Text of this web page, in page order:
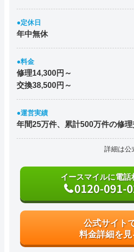
宇都宮建設株式会社
岸本工業株式会社
エイケン
松本工業 記載な
新栄商会 記載な
記載な
宝塚岸田建設株式会社
株式会社吉川組 記載な
上原建材工業株式会社 記載な
水道工事屋One 記載な
●定休日
年中無休
●料金
修理14,300円～
交換38,500円～
●運営実績
年間25万件、累計500万件の修
詳細は公
イースマイルに電話
0120-091-
公式サイト
料金詳細を見